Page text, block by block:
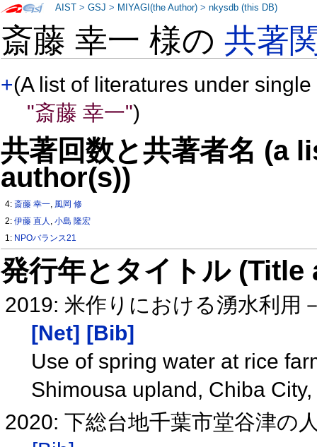
斎藤 幸一 様の共著
+(A list of literatures under
"斎藤 幸一")
共著回数と共著者名 (a
author(s))
4:斎藤 幸一, 風岡 修
2:伊藤 直人 ,小島 隆宏
1: NPOバランス21
発行年とタイトル
2019: 米作りにおける湧水利用
[Net] [Bib]
Use of spring water at rice
Shimousa upland, Chiba
2020: 下総台地千葉市堂谷津の
AIST >GSJ > MIYAGI(the Author) >nkysdb (this DB)